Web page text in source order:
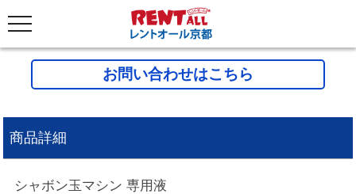
お問い合わせはこちら
商品詳細
シャボン玉マシン 専用液